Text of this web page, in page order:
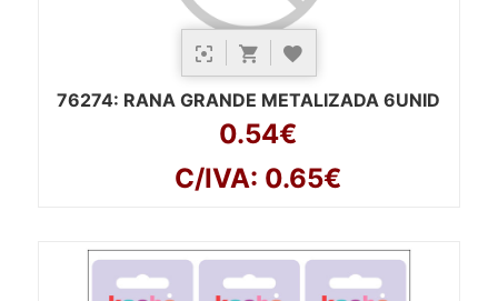
76274: RANA GRANDE METALIZADA 6UNID
0.54€
C/IVA: 0.65€